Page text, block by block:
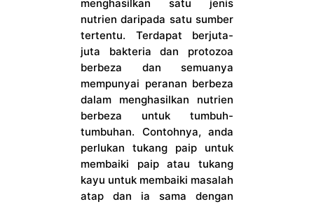
menghasilkan satu jenis
nutrien daripada satu sumber
tertentu. Terdapat berjuta-
juta bakteria dan protozoa
berbeza dan semuanya
mempunyai peranan berbeza
dalam menghasilkan nutrien
berbeza untuk tumbuh-
tumbuhan. Contohnya, anda
perlukan tukang paip untuk
membaiki paip atau tukang
kayu untuk membaiki masalah
atap dan ia sama dengan